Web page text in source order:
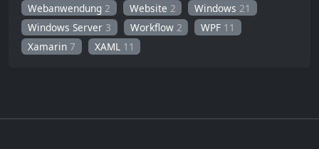
Webanwendung 2 Website 2 Windows 21
Windows Server 3 Workflow 2 WPF 11
Xamarin7 XAML 11